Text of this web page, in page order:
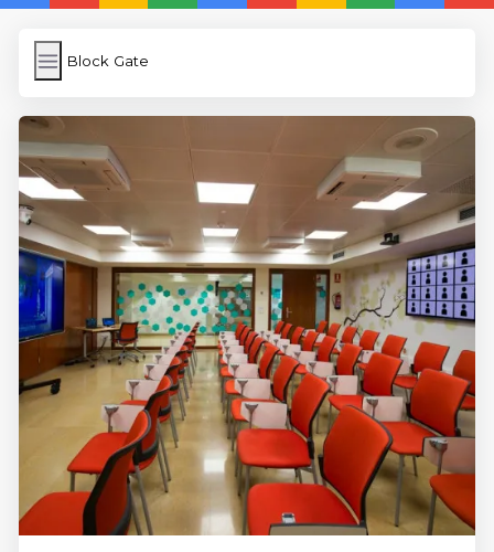
Block Gate
Block Gate
Subir Imagen
Wordpress Cache
Anasayfa
5 Günde İngilizce
İngilizce
Dil Eğitimi
En Hızlı İngilizce
En Kolay İngilizce
En Ucuz İngilizce